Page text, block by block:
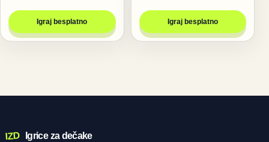
Igraj besplatno Igraj besplatno
IZD Igrice za dečake